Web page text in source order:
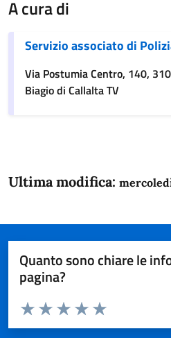
A cura di
Servizio associato di
Via Postumia Centro, 140,
Biagio di Callalta TV
Ultima modifica:
Quanto sono chiare le
pagina?
Domanda
Valuta da 1 a 5 stelle la pagina
Valuta 5 stelle
Valuta 4 stelle su 5
Valuta 3 stelle su 5
Valuta 2 stelle su 5
Valuta 1 stelle su 5